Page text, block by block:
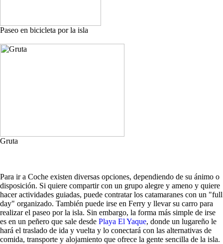
Paseo en bicicleta por la isla
Gruta
Para ir a Coche existen diversas opciones, dependiendo de su ánimo o
disposición. Si quiere compartir con un grupo alegre y ameno y quiere
hacer actividades guiadas, puede contratar los catamaranes con un "full
day" organizado. También puede irse en Ferry y llevar su carro para
realizar el paseo por la isla. Sin embargo, la forma más simple de irse
es en un peñero que sale desde Playa El Yaque, donde un lugareño le
hará el traslado de ida y vuelta y lo conectará con las alternativas de
comida, transporte y alojamiento que ofrece la gente sencilla de la isla.